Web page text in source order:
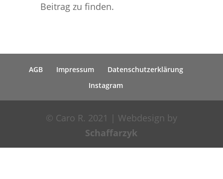
Beitrag zu finden.
AGB Impressum
Datenschutzerklärung
Instagram
© Caro R. 2021 | Webdesign by
Schaffarzyk